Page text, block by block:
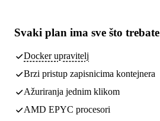
Svaki plan ima sve što trebate
Docker upravitelj
Brzi pristup zapisnicima kontejnera
Ažuriranja jednim klikom
AMD EPYC procesori